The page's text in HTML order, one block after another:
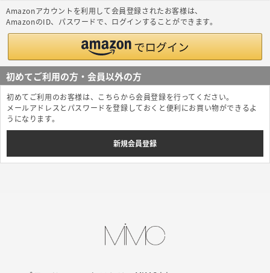
Amazonアカウントを利用して会員登録されたお客様は、
AmazonのID、パスワードで、ログインすることができます。
初めてご利用の方・会員以外の方
初めてご利用のお客様は、こちらから会員登録を行ってください。
メールアドレスとパスワードを登録しておくと便利にお買い物ができるよ
うになります。